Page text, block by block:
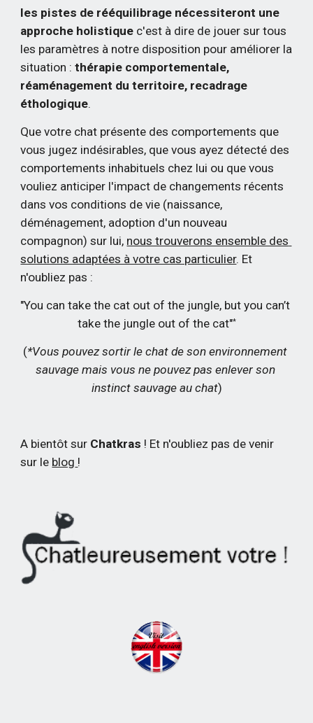
les pistes de rééquilibrage nécessiteront une
approche holistique c'est à dire de jouer sur tous
les paramètres à notre disposition pour améliorer la
situation : thérapie comportementale,
réaménagement du territoire, recadrage
éthologique.
Que votre chat présente des comportements que
vous jugez indésirables, que vous ayez détecté des
comportements inhabituels chez lui ou que vous
vouliez anticiper l'impact de changements récents
dans vos conditions de vie (naissance,
déménagement, adoption d'un nouveau
compagnon) sur lui, nous trouverons ensemble des
solutions adaptées à votre cas particulier. Et
n'oubliez pas :
"You can take the cat out of the jungle, but you can’t
take the jungle out of the cat"*
(*Vous pouvez sortir le chat de son environnement
sauvage mais vous ne pouvez pas enlever son
instinct sauvage au chat)
A bientôt sur Chatkras ! Et n'oubliez pas de venir
sur le blog !